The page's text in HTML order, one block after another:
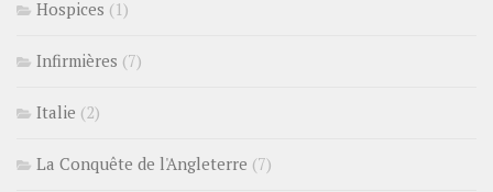
Hospices (1)
Infirmières (7)
Italie (2)
La Conquête de l'Angleterre (7)